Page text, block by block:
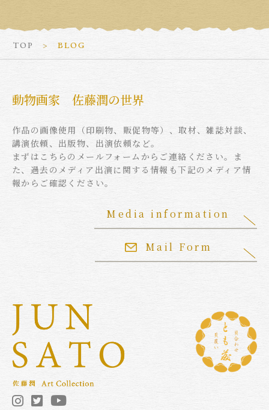
TOP BLOG
動物画家 佐藤潤の世界
作品の画像使用（印刷物、販促物等）、取材、雑誌対談、
講演依頼、出版物、出演依頼など。
まずはこちらのメールフォームからご連絡ください。ま
た、過去のメディア出演に関する情報も下記のメディア情
報からご確認ください。
Mail Form
Media information